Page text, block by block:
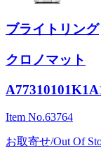
ブライトリング
クロノマット
Item No.63764
お取寄せ/Out Of